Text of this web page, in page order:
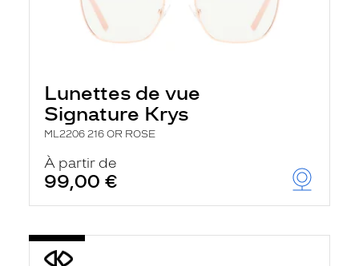
Lunettes de vue
Signature Krys
ML2206 216 OR ROSE
À partir de
99,00 €